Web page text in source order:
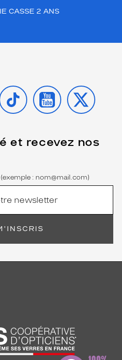
CASSE 2 ANS
TIKTOK YOUTUBE
X
et recevez nos
(exemple : nom@mail.com)